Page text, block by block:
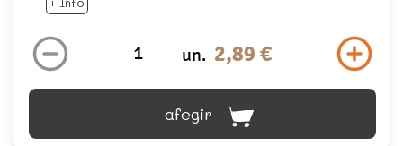
un. 2,89 €
afegir